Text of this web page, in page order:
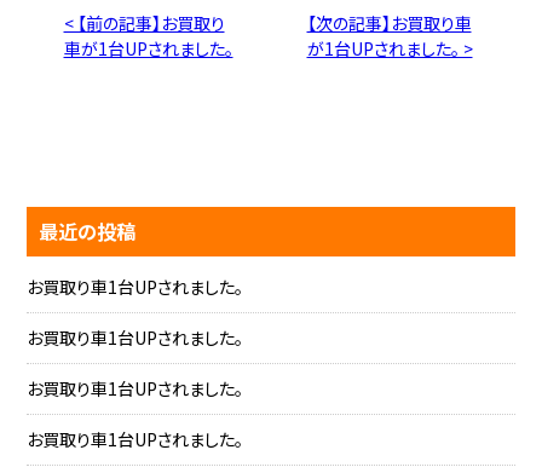
< 【前の記事】お買取り
車が1台UPされました。
【次の記事】お買取り車
が1台UPされました。 >
最近の投稿
お買取り車1台UPされました。
お買取り車1台UPされました。
お買取り車1台UPされました。
お買取り車1台UPされました。